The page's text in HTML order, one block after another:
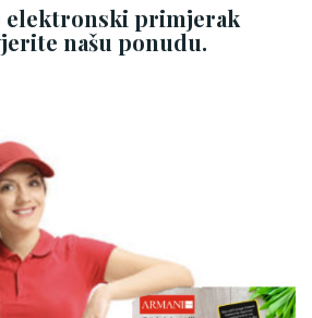
elektronski primjerak
našu ponudu.